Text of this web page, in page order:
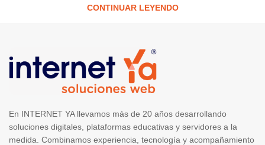
CONTINUAR LEYENDO
En INTERNET YA llevamos más de 20 años desarrollando
soluciones digitales, plataformas educativas y servidores a la
medida. Combinamos experiencia, tecnología y acompañamiento